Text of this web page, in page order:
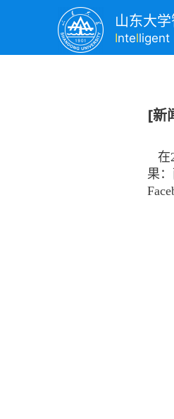
山东大
Intelligent
[新
在
果